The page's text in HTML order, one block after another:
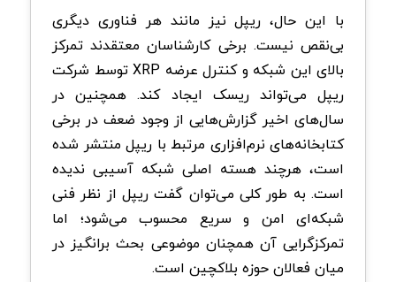
با این حال، ریپل نیز مانند هر فناوری دیگری
بی‌نقص نیست. برخی کارشناسان معتقدند تمرکز
بالای این شبکه و کنترل عرضه XRPتوسط شرکت
ریپل می‌تواند ریسک ایجاد کند. همچنین در
سال‌های اخیر گزارش‌هایی از وجود ضعف در برخی
کتابخانه‌های نرم‌افزاری مرتبط با ریپل منتشر شده
است، هرچند هسته اصلی شبکه آسیبی ندیده
است. به طور کلی می‌توان گفت ریپل از نظر فنی
شبکه‌ای امن و سریع محسوب می‌شود؛ اما
تمرکزگرایی آن همچنان موضوعی بحث ‌برانگیز در
میان فعالان حوزه بلاکچین است.